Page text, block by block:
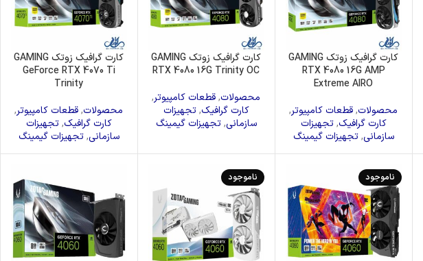
کارت گرافیک زوتک GAMING
RTX 4080 16G AMP
Extreme AIRO
محصولات,قطعات کامپیوتر,
کارت گرافیک,تجهیزات
سازمانی,تجهیزات گیمینگ
کارت گرافیک زوتک GAMING
RTX 4080 16G Trinity OC
محصولات,قطعات کامپیوتر,
کارت گرافیک,تجهیزات
سازمانی,تجهیزات گیمینگ
کارت گرافیک زوتک GAMING
GeForce RTX 4070 Ti
Trinity
محصولات,قطعات کامپیوتر,
کارت گرافیک,تجهیزات
سازمانی,تجهیزات گیمینگ
ناموجود ناموجود